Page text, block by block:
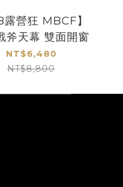
露營狂 MBCF】
專利戰斧天幕 雙面開窗
NT$6,480
NT$8,800